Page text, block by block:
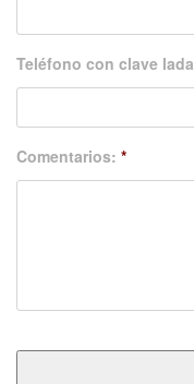
Teléfono con clave lada
Comentarios: *